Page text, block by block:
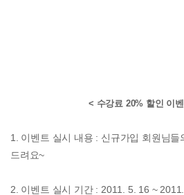
< 수강료 20% 할인 이
1. 이벤트 실시 내용 : 신규가입 회원님들
드려요~
2. 이벤트 실시 기간 : 2011. 5. 16 ~